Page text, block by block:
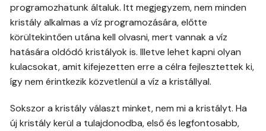
programozhatunk általuk. Itt megjegyzem, nem minden
kristály alkalmas a víz programozására, előtte
körültekintően utána kell olvasni, mert vannak a víz
hatására oldódó kristályok is. Illetve lehet kapni olyan
kulacsokat, amit kifejezetten erre a célra fejlesztettek ki,
így nem érintkezik közvetlenül a víz a kristállyal.
Sokszor a kristály választ minket, nem mi a kristályt. Ha
új kristály kerül a tulajdonodba, első és legfontosabb,